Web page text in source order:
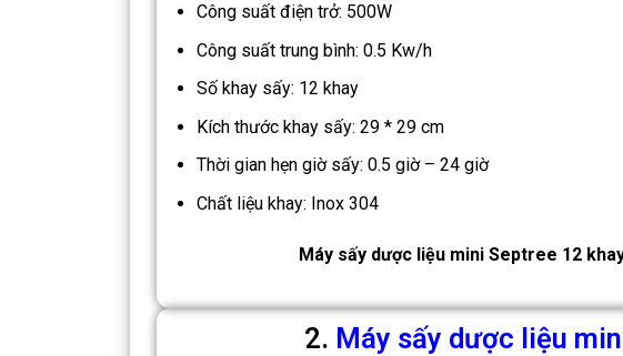
Công suất điện trở: 500W
Công suất trung bình: 0.5 Kw/h
Số khay sấy: 12 khay
Kích thước khay sấy: 29 * 29 cm
Thời gian hẹn giờ sấy: 0.5 giờ – 24 giờ
Chất liệu khay: Inox 304
Máy sấy dược liệu mini Septree 12
2. Máy sấy dược liệu